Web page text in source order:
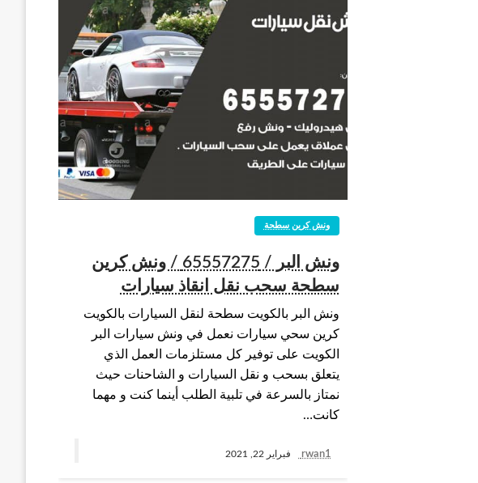
ونش كرين سطحة
ونش البر / 65557275 / ونش كرين
سطحة سحب نقل انقاذ سيارات
ونش البر بالكويت سطحة لنقل السيارات بالكويت
كرين سحي سيارات نعمل في ونش سيارات البر
الكويت على توفير كل مستلزمات العمل الذي
يتعلق بسحب و نقل السيارات و الشاحنات حيث
نمتاز بالسرعة في تلبية الطلب أينما كنت و مهما
كانت…
rwan1 فبراير 22, 2021